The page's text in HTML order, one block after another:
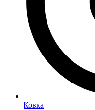
Ковка